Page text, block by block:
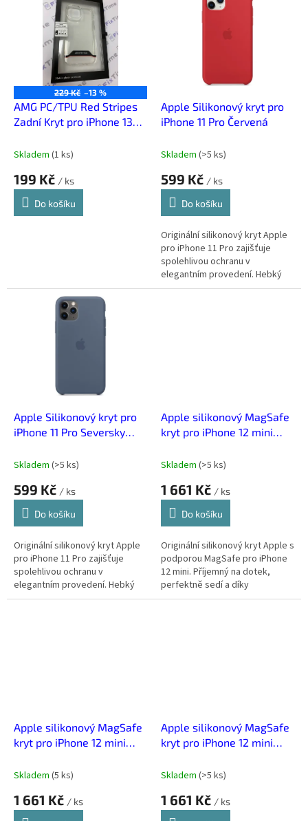
229 Kč –13 %
AMG PC/TPU Red Stripes
Zadní Kryt pro iPhone 13
Skladem (1 ks)
199 Kč / ks
Do košíku
Apple Silikonový kryt pro
iPhone 11 Pro Červená
Skladem (>5 ks)
599 Kč / ks
Do košíku
Originální silikonový kryt Apple
pro iPhone 11 Pro zajišťuje
spolehlivou ochranu v
elegantním provedení. Hebký
silikon příjemně padne do ruky a
Apple Silikonový kryt pro
iPhone 11 Pro Seversky
Skladem (>5 ks)
599 Kč / ks
Do košíku
Originální silikonový kryt Apple
pro iPhone 11 Pro zajišťuje
spolehlivou ochranu v
elegantním provedení. Hebký
silikon příjemně padne do ruky a
Apple silikonový MagSafe
kryt pro iPhone 12 mini
Skladem (>5 ks)
1 661 Kč / ks
Do košíku
Originální silikonový kryt Apple s
podporou MagSafe pro iPhone
12 mini. Příjemný na dotek,
perfektně sedí a díky
vestavěným magnetům se
Apple silikonový MagSafe
kryt pro iPhone 12 mini
Skladem (5 ks)
1 661 Kč / ks
Apple silikonový MagSafe
kryt pro iPhone 12 mini
Skladem (>5 ks)
1 661 Kč / ks